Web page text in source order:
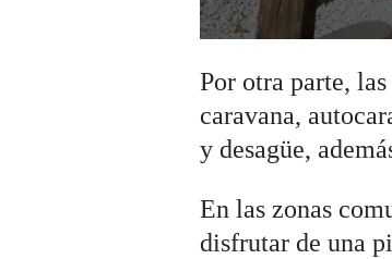
Por otra parte,
caravana,
y desagüe,
En las zonas
disfrutar de una